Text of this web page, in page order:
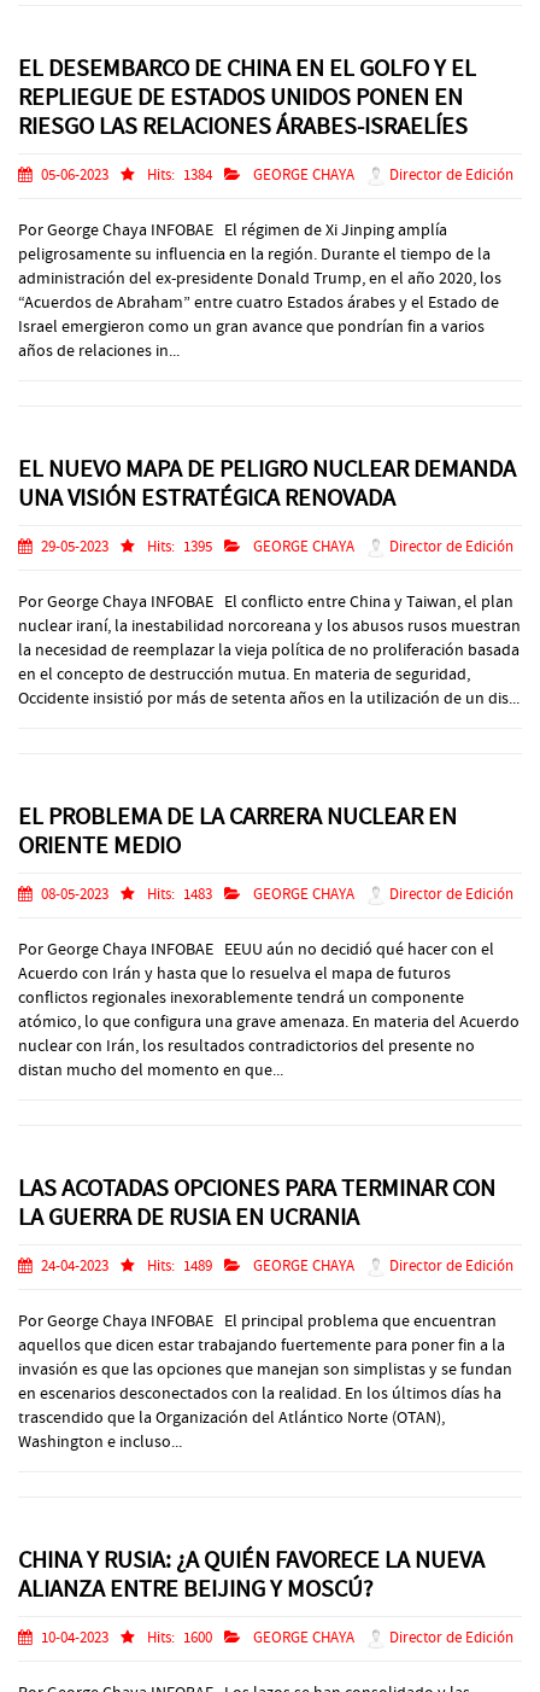
EL DESEMBARCO DE CHINA EN EL GOLFO Y EL
REPLIEGUE DE ESTADOS UNIDOS PONEN EN
RIESGO LAS RELACIONES ÁRABES-ISRAELÍES
05-06-2023 Hits: 1384 GEORGE CHAYA Director de Edición
Por George Chaya INFOBAE El régimen de Xi Jinping amplía
peligrosamente su influencia en la región. Durante el tiempo de la
administración del ex-presidente Donald Trump, en el año 2020, los
“Acuerdos de Abraham” entre cuatro Estados árabes y el Estado de
Israel emergieron como un gran avance que pondrían fin a varios
años de relaciones in...
EL NUEVO MAPA DE PELIGRO NUCLEAR DEMANDA
UNA VISIÓN ESTRATÉGICA RENOVADA
29-05-2023 Hits: 1395 GEORGE CHAYA Director de Edición
Por George Chaya INFOBAE El conflicto entre China y Taiwan, el plan
nuclear iraní, la inestabilidad norcoreana y los abusos rusos muestran
la necesidad de reemplazar la vieja política de no proliferación basada
en el concepto de destrucción mutua. En materia de seguridad,
Occidente insistió por más de setenta años en la utilización de un dis...
EL PROBLEMA DE LA CARRERA NUCLEAR EN
ORIENTE MEDIO
08-05-2023 Hits: 1483 GEORGE CHAYA Director de Edición
Por George Chaya INFOBAE EEUU aún no decidió qué hacer con el
Acuerdo con Irán y hasta que lo resuelva el mapa de futuros
conflictos regionales inexorablemente tendrá un componente
atómico, lo que configura una grave amenaza. En materia del Acuerdo
nuclear con Irán, los resultados contradictorios del presente no
distan mucho del momento en que...
LAS ACOTADAS OPCIONES PARA TERMINAR CON
LA GUERRA DE RUSIA EN UCRANIA
24-04-2023 Hits: 1489 GEORGE CHAYA Director de Edición
Por George Chaya INFOBAE El principal problema que encuentran
aquellos que dicen estar trabajando fuertemente para poner fin a la
invasión es que las opciones que manejan son simplistas y se fundan
en escenarios desconectados con la realidad. En los últimos días ha
trascendido que la Organización del Atlántico Norte (OTAN),
Washington e incluso...
CHINA Y RUSIA: ¿A QUIÉN FAVORECE LA NUEVA
ALIANZA ENTRE BEIJING Y MOSCÚ?
10-04-2023 Hits: 1600 GEORGE CHAYA Director de Edición